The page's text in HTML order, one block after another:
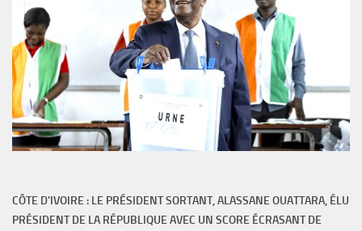
CÔTE D'IVOIRE : LE PRÉSIDENT SORTANT, ALASSANE OUATTARA, ÉLU
PRÉSIDENT DE LA RÉPUBLIQUE AVEC UN SCORE ÉCRASANT DE